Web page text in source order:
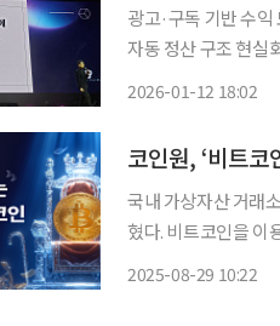
광고·구독 기반 수
자동 정산 구조 현실화
2026-01-12 18:02
코인원, ‘비트코
국내 가상자산 거래
혔다. 비트코인을 이
2025-08-29 10:22